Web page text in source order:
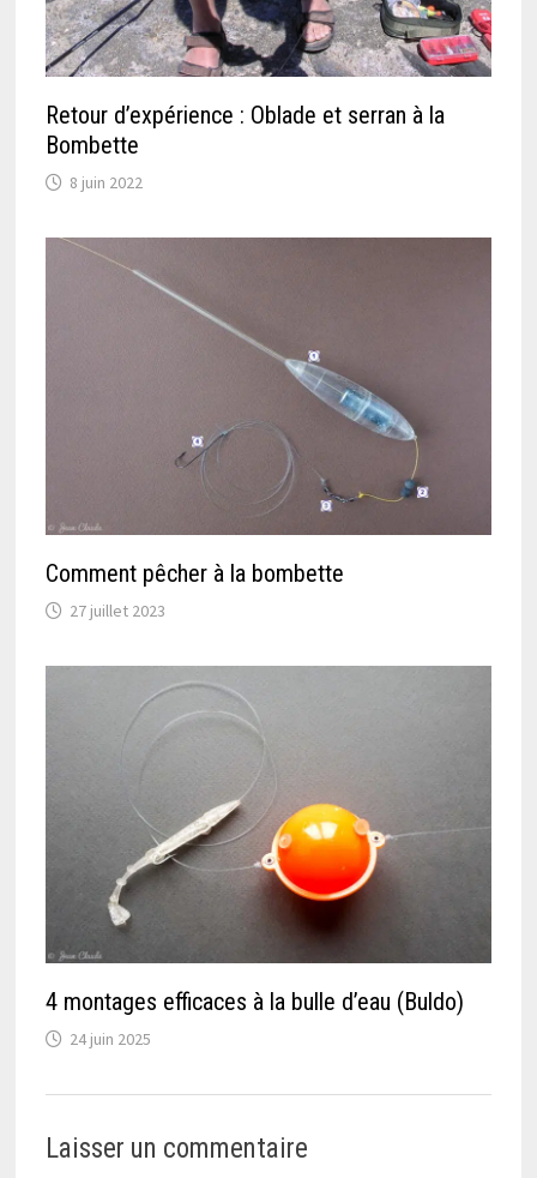
Retour d’expérience : Oblade et serran à la
Bombette
8 juin 2022
Comment pêcher à la bombette
27 juillet 2023
4 montages efficaces à la bulle d’eau (Buldo)
24 juin 2025
Laisser un commentaire